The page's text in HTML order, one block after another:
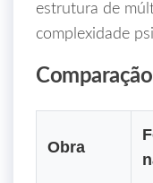
estrutura de
complexidade
Obra